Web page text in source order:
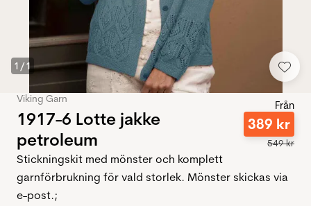
1 /1
Viking Garn
1917-6 Lotte jakke
petroleum
Från
389 kr
549kr
Stickningskit med mönster och komplett
garnförbrukning för vald storlek. Mönster skickas via
e-post.;